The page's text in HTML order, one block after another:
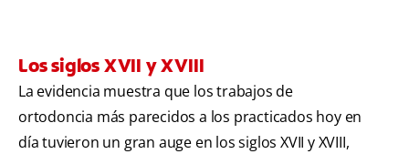
Los siglos XVII y XVIII
La evidencia muestra que los trabajos de
ortodoncia más parecidos a los practicados hoy en
día tuvieron un gran auge en los siglos XVII y XVIII,